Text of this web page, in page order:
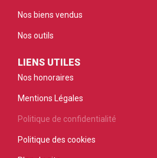
Nos biens vendus
Nos outils
LIENS UTILES
Nos honoraires
Mentions Légales
Politique de confidentialité
Politique des cookies